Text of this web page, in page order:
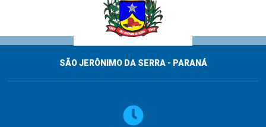
SÃO JERÔNIMO DA SERRA - PARANÁ